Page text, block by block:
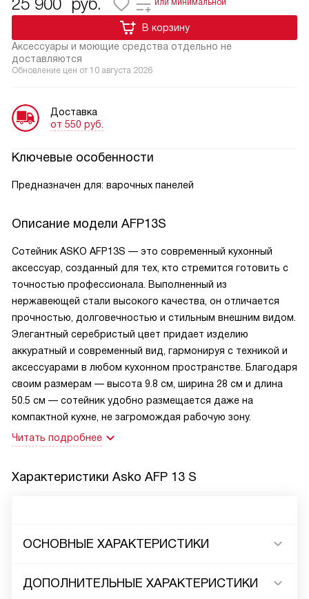
25 900 руб.
или минимальной
Аксессуары и моющие средства отдельно не
доставляются
В корзину
Обновление цен от 10 августа 2026
Доставка
от 550 руб.
Ключевые особенности
Предназначен для: варочных панелей
Описание модели AFP13S
Сотейник ASKO AFP13S — это современный кухонный
аксессуар, созданный для тех, кто стремится готовить с
точностью профессионала. Выполненный из
нержавеющей стали высокого качества, он отличается
прочностью, долговечностью и стильным внешним видом.
Элегантный серебристый цвет придает изделию
аккуратный и современный вид, гармонируя с техникой и
аксессуарами в любом кухонном пространстве. Благодаря
своим размерам — высота 9.8 см, ширина 28 см и длина
50.5 см — сотейник удобно размещается даже на
компактной кухне, не загромождая рабочую зону.
Читать подробнее
Характеристики Asko AFP 13 S
ОСНОВНЫЕ ХАРАКТЕРИСТИКИ
ДОПОЛНИТЕЛЬНЫЕ ХАРАКТЕРИСТИКИ